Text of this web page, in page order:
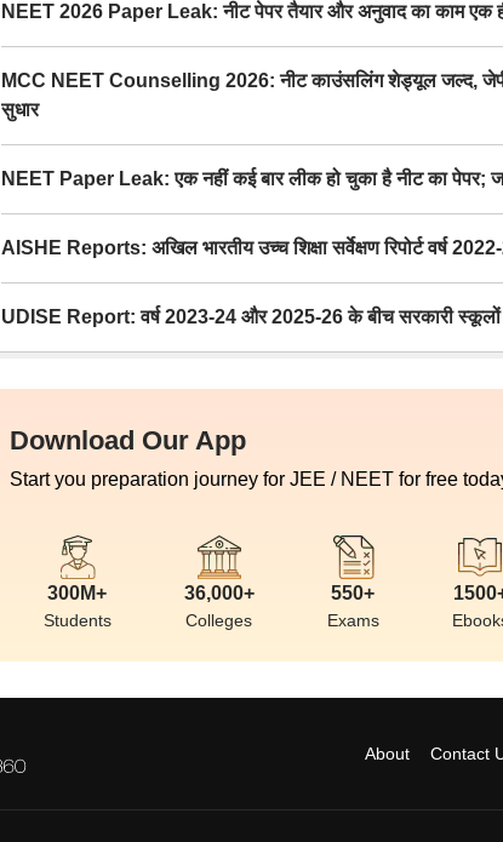
NEET 2026 Paper Leak: नीट पेपर तैयार और अनुवाद का काम एक
MCC NEET Counselling 2026: नीट काउंसलिंग शेड्यूल जल्द, जेपी
सुधार
NEET Paper Leak: एक नहीं कई बार लीक हो चुका है नीट का पेपर;
AISHE Reports: अखिल भारतीय उच्च शिक्षा सर्वेक्षण रिपोर्ट वर्ष
UDISE Report: वर्ष 2023-24 और 2025-26 के बीच सरकारी
Download Our App
Start you preparation journey for JEE / NEET for free
300M+
Students
36,000+
Colleges
550+
Exams
About Contact